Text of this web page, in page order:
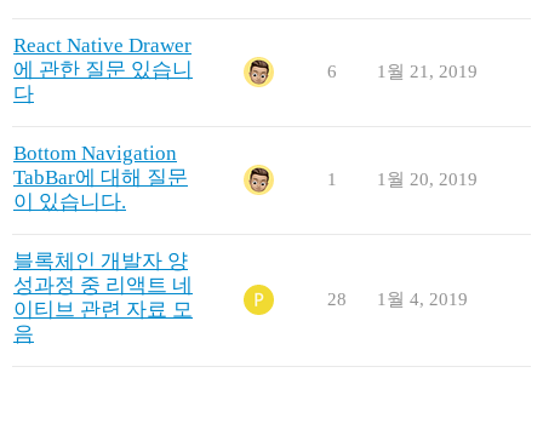
React Native Drawer
에 관한 질문 있습니
다
6 1월 21, 2019
Bottom Navigation
TabBar에 대해 질문
이 있습니다.
1 1월 20, 2019
블록체인 개발자 양
성과정 중 리액트 네
이티브 관련 자료 모
음
28 1월 4, 2019